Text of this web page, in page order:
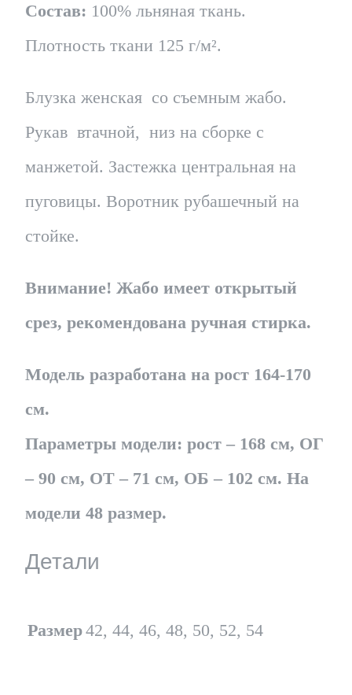
Состав: 100% льняная ткань.
Плотность ткани 125 г/м².
Блузка женская со съемным жабо.
Рукав втачной, низ на сборке с
манжетой. Застежка центральная на
пуговицы. Воротник рубашечный на
стойке.
Внимание! Жабо имеет открытый
срез, рекомендована ручная стирка.
Модель разработана на рост 164-170
см.
Параметры модели: рост – 168 см, ОГ
– 90 см, ОТ – 71 см, ОБ – 102 см. На
модели 48 размер.
Детали
Размер42, 44, 46, 48, 50, 52, 54